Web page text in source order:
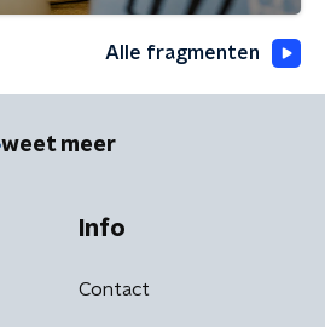
Alle fragmenten
weet meer
Info
Contact